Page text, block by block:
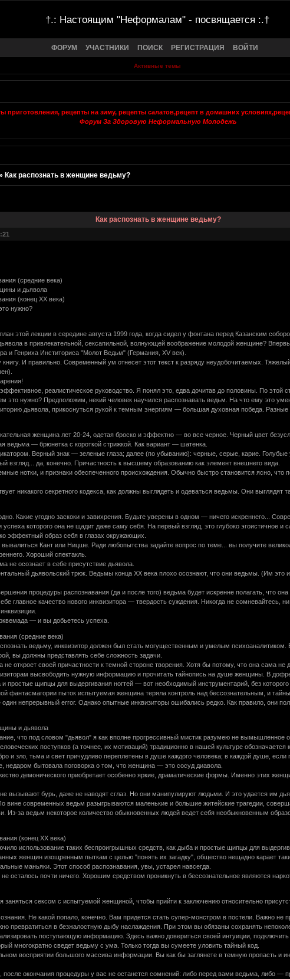
†.: Настоящим "Неформалам" - посвящается :.†
ФОРУМ УЧАСТНИКИ ПОИСК РЕГИСТРАЦИЯ ВОЙТИ
Активные темы
Форум За Здоровую Неформальную Молодежь
Как распознать в женщине ведьму?
Как распознать в женщине ведьму?
(средние века)
и дьявола
(конец ХХ века)
нужно?
этой лекции в середине августа 1999 года, когда сидел у фонтана перед Казанским
в привлекательной, сексапильной, волнующей воображение молодой женщине?
и Генриха Инститориса "Молот Ведьм" (Германия, XV век).
книгу. И правильно. Современный ум отнесет этот текст к разряду неудобочитаемых.
реалистическое руководство. Я понял это, едва дочитав до половины. По
это нужно? Предположим, некий человек научился распознавать ведьм. На что ему это
дьявола, прикоснуться рукой к темным энергиям — большая духовная победа.
женщина лет 20-24, одетая броско и эффектно — во все черное. Черный цвет
ведьма — брюнетка с короткой стрижкой. Как вариант — шатенка.
Верный знак — зеленые глаза; далее (по убыванию): черные, серые, карие. Голубые
взгляд... да, конечно. Причастность к высшему образованию как элемент внешнего вида.
нотки, и признаки обеспеченного происхождения. Обычно быстро становится ясно,
никакого секретного кодекса, как должны выглядеть и одеваться ведьмы. Они выглядят
Какие угодно заскоки и завихрения. Будьте уверены в одном — ничего искреннего...
которого она не щадит даже саму себя. На первый взгляд, это глубоко эгоистичное
эффектный образ себя в глазах окружающих.
Кант или Ницше. Ради любопытства задайте вопрос по теме... вы получите
Хороший спектакль.
не осознает в себе присутствие дьявола.
дьявольский трюк. Ведьмы конца ХХ века плохо осознают, что они ведьмы. (Им это
процедуры распознавания (да и после того) ведьма будет искренне полагать, что
главное качество нового инквизитора — твердость суждения. Никогда не сомневайтесь,
— и вы добьетесь успеха.
(средние века)
ведьму, инквизитор должен был стать могущественным и умелым
вы должны представлять себе сложность задачи.
не откроет своей причастности к темной стороне творения. Хотя бы потому, что она сама
высвободить нужную информацию и прочитать тайнопись на душе женщины. В
простые щипцы для выдергивания ногтей — вот необходимый инструментарий, без
фантасмагории пыток испытуемая женщина теряла контроль над бессознательным, и
непрерывный error. Однако опытные инквизиторы ошибались редко. Как правило, они
и дьявола
что под словом "дьявол" я как вполне прогрессивный мистик разумею не вымышленное
поступков (а точнее, их мотиваций) традиционно в нашей культуре
и зло, тьма и свет причудливо переплетены в душе каждого человека; в каждой душе,
недаром бытовала поговорка о том, что женщина — это сосуд диавола.
демонического приобретает особенно яркие, драматические формы. Именно этих
вызывают бурь, даже не наводят сглаз. Но они манипулируют людьми. И это удается им
вине современных ведьм разыгрываются маленькие и большие житейские трагедии,
Из-за ведьм некоторое количество обыкновенных людей ведет себя необыкновенным
(конец ХХ века)
использование таких беспроигрышных средств, как дыба и простые щипцы для
женщин изощренным пыткам с целью "понять их загадку", общество нещадно карает
маньяки. Этот способ распознавания, увы, устарел навсегда.
осталось почти ничего. Хорошим средством проникнуть в бессознательное являются
заняться сексом с испытуемой женщиной, чтобы прийти к заключению относительно
Не какой попало, конечно. Вам придется стать супер-монстром в постели. Важно
превратиться в безжалостную дыбу наслаждения. При этом вы обязаны сохранять
поступающую информацию. Здесь важно довериться своей интуиции, подключить
многократно сведет ведьму с ума. Только тогда вы сумеете уловить тайный код.
восприятии большого массива информации. Вы как бы заглянете в темную пропасть и
после окончания процедуры у вас не останется сомнений: либо перед вами ведьма, либо —